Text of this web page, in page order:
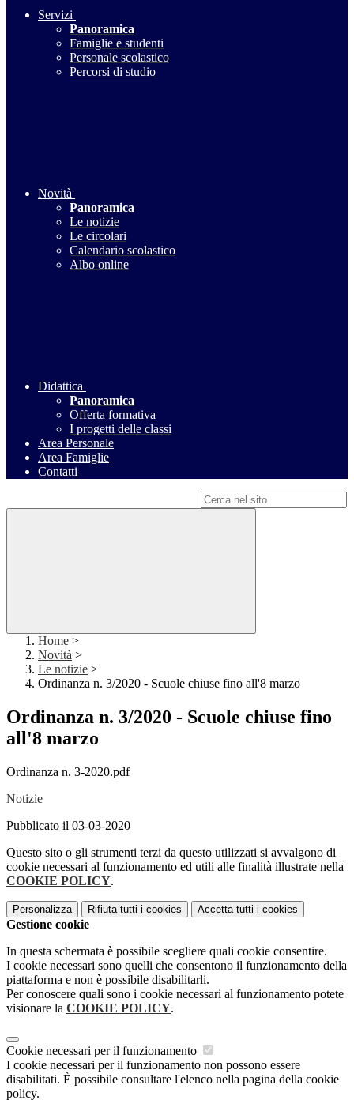
Servizi
Panoramica
Famiglie e studenti
Personale scolastico
Percorsi di studio
Novità
Panoramica
Le notizie
Le circolari
Calendario scolastico
Albo online
Didattica
Panoramica
Offerta formativa
I progetti delle classi
Area Personale
Area Famiglie
Contatti
Home >
Novità >
Le notizie >
Ordinanza n. 3/2020 - Scuole chiuse fino all'8 marzo
Ordinanza n. 3/2020 - Scuole chiuse fino
all'8 marzo
Ordinanza n. 3-2020.pdf
Notizie
Pubblicato il 03-03-2020
Questo sito o gli strumenti terzi da questo utilizzati si avvalgono di
cookie necessari al funzionamento ed utili alle finalità illustrate nella
COOKIE POLICY.
Personalizza Rifiuta tutti i cookies Accetta tutti i cookies
Gestione cookie
In questa schermata è possibile scegliere quali cookie consentire.
I cookie necessari sono quelli che consentono il funzionamento della
piattaforma e non è possibile disabilitarli.
Per conoscere quali sono i cookie necessari al funzionamento potete
visionare la COOKIE POLICY.
Cookie necessari per il funzionamento
I cookie necessari per il funzionamento non possono essere
disabilitati. È possibile consultare l'elenco nella pagina della cookie
policy.